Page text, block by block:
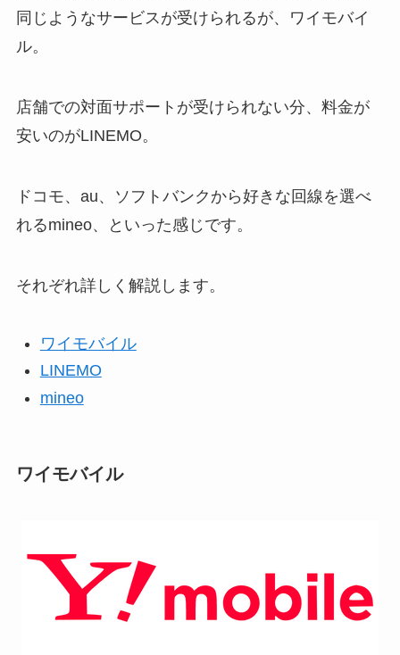
同じようなサービスが受けられるが、ワイモバイ
ル。
店舗での対面サポートが受けられない分、料金が
安いのがLINEMO。
ドコモ、au、ソフトバンクから好きな回線を選べ
れるmineo、といった感じです。
それぞれ詳しく解説します。
ワイモバイル
LINEMO
mineo
ワイモバイル